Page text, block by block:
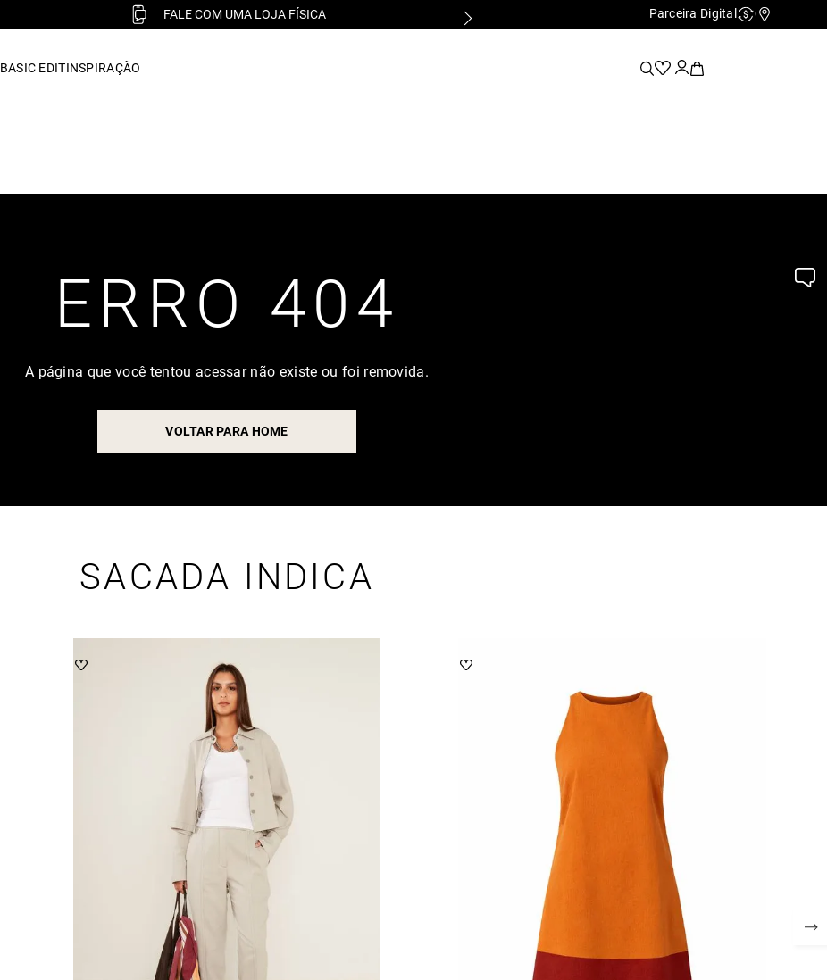
FALE COM UMA LOJA FÍSICA Parceira Digital Cashback
BASIC EDITINSPIRAÇÃO
ERRO 404
A página que você tentou acessar não existe ou foi removida.
VOLTAR PARA HOME
SACADA INDICA